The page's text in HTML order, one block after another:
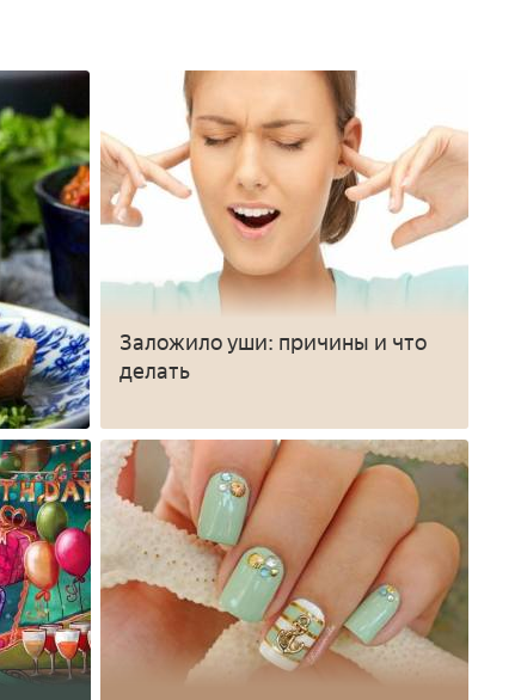
Заложило уши: причины и что
делать